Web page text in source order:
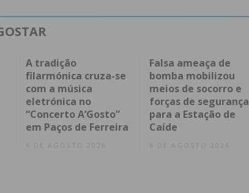
A tradição
filarmónica cruza-se
com a música
eletrónica no
“Concerto A’Gosto”
em Paços de Ferreira
6 DE AGOSTO 2026
Falsa ameaça de
bomba mobilizou
meios de socorro e
forças de segurança
para a Estação de
Caíde
6 DE AGOSTO 2026